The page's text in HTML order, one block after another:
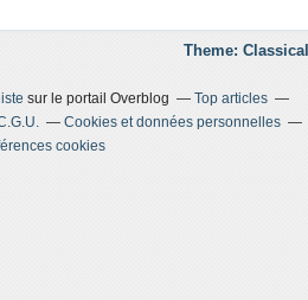
Theme:
sur le portail Overblog
Top articles
Cookies et données personnelles
cookies